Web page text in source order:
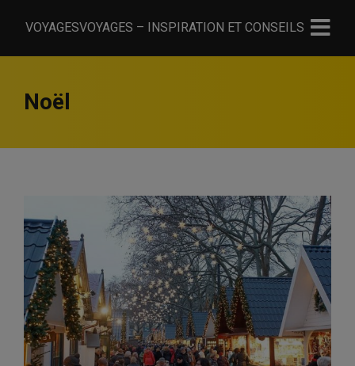
VOYAGESVOYAGES – INSPIRATION ET CONSEILS
Noël